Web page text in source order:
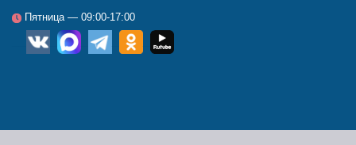
Пятница — 09:00-17:00